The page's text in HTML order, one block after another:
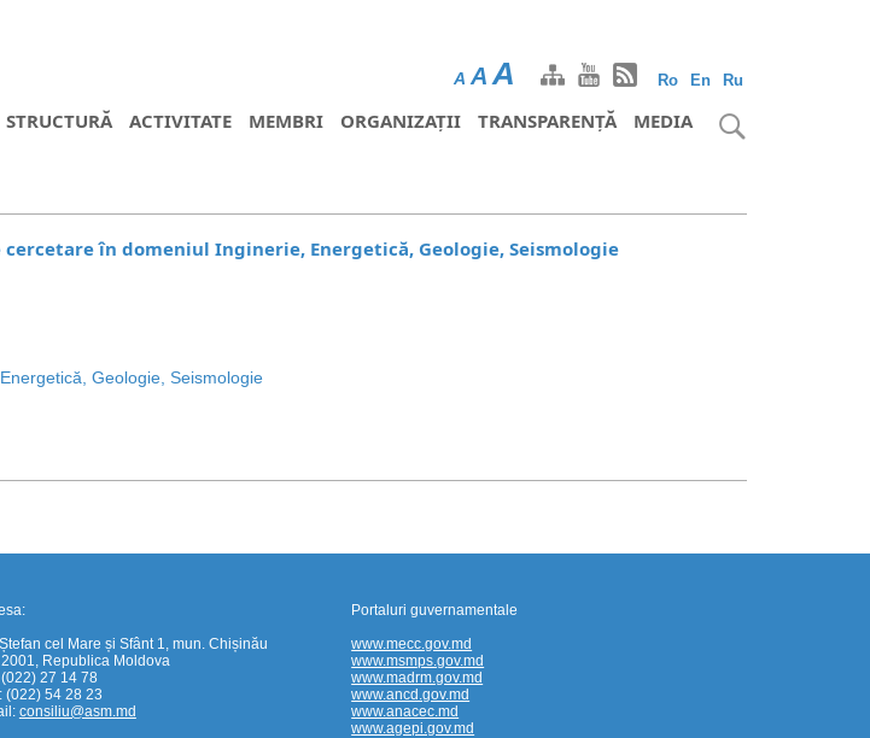
Ro En Ru
A A A
STRUCTURĂ ACTIVITATE MEMBRI ORGANIZAȚII TRANSPARENȚĂ MEDIA
în domeniul Inginerie, Energetică, Geologie, Seismologie
Geologie, Seismologie
cel Mare și Sfânt 1, mun. Chișinău
2001, Republica Moldova
27 14 78
(022) 54 28 23
consiliu@asm.md
Portaluri guvernamentale
www.mecc.gov.md
www.msmps.gov.md
www.madrm.gov.md
www.ancd.gov.md
www.anacec.md
www.agepi.gov.md